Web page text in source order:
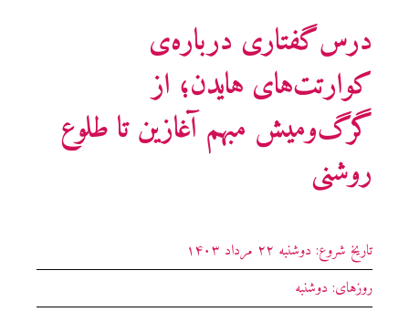
درس‌گفتاری درباره‌ی
کوارتت‌های هایدن؛ از
گرگ‌و‌میش مبهم آغازین تا طلوع
روشنی
تاریخ شروع: دوشنبه ۲۲ مرداد ۱۴۰۳
روزهای: دوشنبه